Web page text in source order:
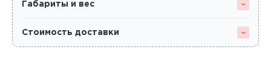
Габариты и вес
Стоимость доставки